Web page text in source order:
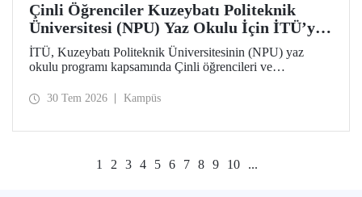
Çinli Öğrenciler Kuzeybatı Politeknik
Üniversitesi (NPU) Yaz Okulu İçin İTÜ’ye
Geldi
İTÜ, Kuzeybatı Politeknik Üniversitesinin (NPU) yaz
okulu programı kapsamında Çinli öğrencileri ve
30 Tem 2026 Kampüs
1 2 3 4 5 6 7 8 9 10 ...